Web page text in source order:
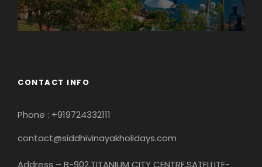
CONTACT INFO
Phone : +919724332111
contact@siddhivinayakholidays.com